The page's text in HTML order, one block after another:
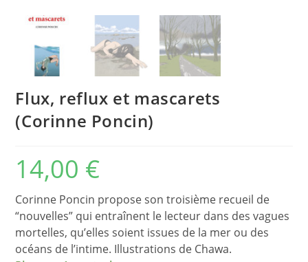
Flux, reflux et mascarets
(Corinne Poncin)
14,00 €
Corinne Poncin propose son troisième recueil de
“nouvelles” qui entraînent le lecteur dans des vagues
mortelles, qu’elles soient issues de la mer ou des
océans de l’intime. Illustrations de Chawa.